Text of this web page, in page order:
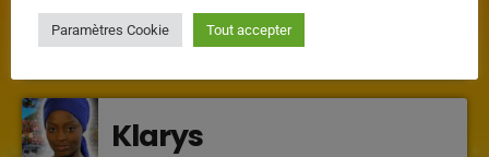
Mimi la douce
Klarys
Paramètres Cookie Tout accepter